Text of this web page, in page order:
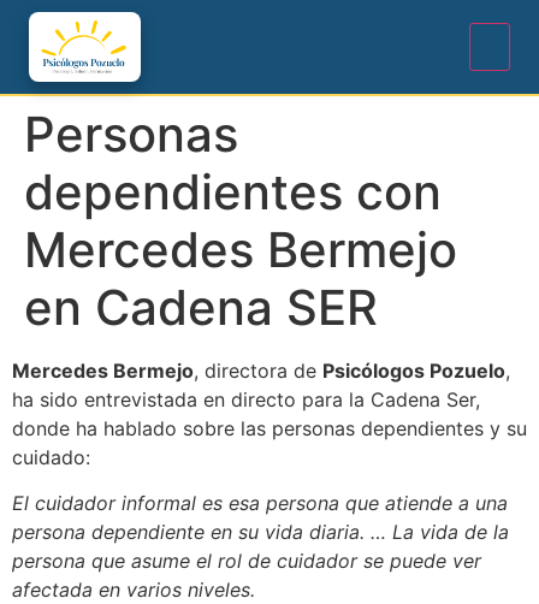
Personas
dependientes con
Mercedes Bermejo
en Cadena SER
Mercedes Bermejo, directora de Psicólogos Pozuelo,
ha sido entrevistada en directo para la Cadena Ser,
donde ha hablado sobre las personas dependientes y su
cuidado:
El cuidador informal es esa persona que atiende a una
persona dependiente en su vida diaria. … La vida de la
persona que asume el rol de cuidador se puede ver
afectada en varios niveles.